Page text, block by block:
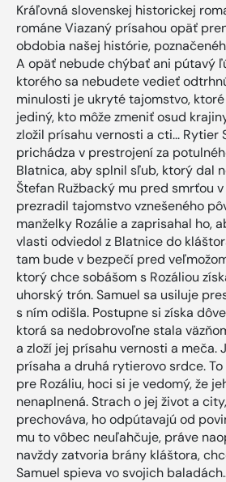
Kráľovná slovenskej historickej
románe Viazaný prísahou opäť
obdobia našej histórie,
A opäť nebude chýbať ani pútavý
ktorého sa nebudete vedieť
minulosti je ukryté tajomstvo, ktoré
jediný, kto môže zmeniť osud
zložil prísahu vernosti a cti... Rytier
prichádza v prestrojení za
Blatnica, aby splnil sľub, ktorý dal
Štefan Ružbacký mu pred smrťou
prezradil tajomstvo vznešeného
manželky Rozálie a zaprisahal ho,
vlasti odviedol z Blatnice do
tam bude v bezpečí pred
ktorý chce sobášom s Rozáliou
uhorský trón. Samuel sa usiluje
s ním odišla. Postupne si získa
ktorá sa nedobrovoľne stala
a zloží jej prísahu vernosti a meča.
prísaha a druhá rytierovo srdce.
pre Rozáliu, hoci si je vedomý, že
nenaplnená. Strach o jej život a
prechováva, ho odpútavajú od
mu to vôbec neuľahčuje, práve
navždy zatvoria brány kláštora,
Samuel spieva vo svojich